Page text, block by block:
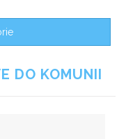
DO KOMUNII